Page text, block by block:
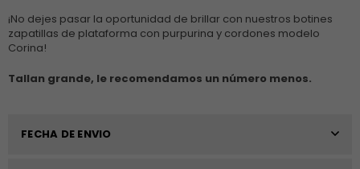
¡No dejes pasar la oportunidad de brillar con nuestros botines
zapatillas de plataforma con purpurina y cordones modelo
Corina!
Tallan grande, le recomendamos un número menos.
FECHA DE ENVIO